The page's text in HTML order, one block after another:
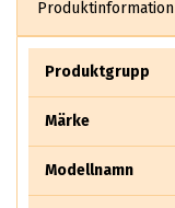
Produktinformation
Produktgrupp
Märke
Modellnamn